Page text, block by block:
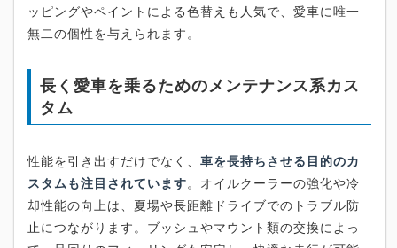
ッピングやペイントによる色替えも人気で、愛車に唯一
無二の個性を与えられます。
長く愛車を乗るためのメンテナンス系カス
タム
性能を引き出すだけでなく、 車を長持ちさせる目的のカ
スタムも注目されています。オイルクーラーの強化や冷
却性能の向上は、夏場や長距離ドライブでのトラブル防
止につながります。ブッシュやマウント類の交換によっ